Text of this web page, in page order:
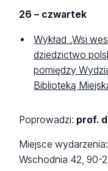
26 – czwartek
Wykład „Wsi
dziedzictwo
pomiędzy
Biblioteką
Poprowadzi: prof.
Miejsce
Wschodnia 42, 90-